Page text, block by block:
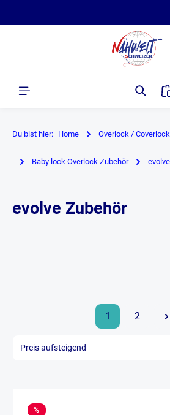
Du bist hier: Home Overlock / Coverlock
Baby lock Overlock Zubehör
evolve Zubehör
1 2
%